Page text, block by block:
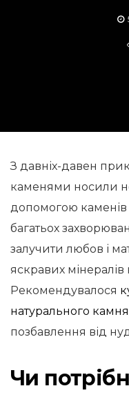
З давніх-давен
каменями носили
допомогою каменів
багатьох
залучити любов і
яскравих
Рекомендувалося
натурального
позбавлення від
Чи